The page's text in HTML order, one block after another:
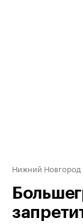
Нижний Новгород